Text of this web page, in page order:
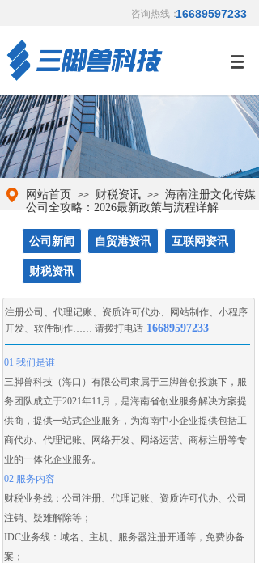
咨询热线：16689597233
网站首页 >> 财税资讯 >> 海南注册文化传媒
公司全攻略：2026最新政策与流程详解
公司新闻 自贸港资讯 互联网资讯
财税资讯
01 我们是谁
三脚兽科技（海口）有限公司隶属于三脚兽创投旗下，服
务团队成立于2021年11月，是海南省创业服务解决方案提
供商，提供一站式企业服务，为海南中小企业提供包括工
商代办、 代理记账、 网络开发、 网络运营、 商标注册等专
业的一体化企业服务。
02 服务内容
财税业务线： 公司注册、 代理记账、 资质许可代办、 公司
注销、 疑难解除等；
IDC业务线：域名、主机、服务器注册开通等，免费协备
案；
注册公司 、 代理记账、 资质许可代办、 网站制作、 小程序
开发、 软件制作…… 请拨打电话 16689597233